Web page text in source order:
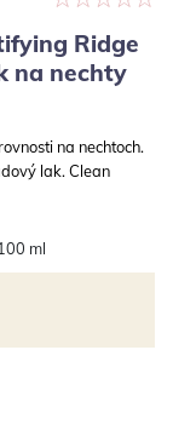
Ridge
na nechty
na nechtoch.
lak. Clean
ml